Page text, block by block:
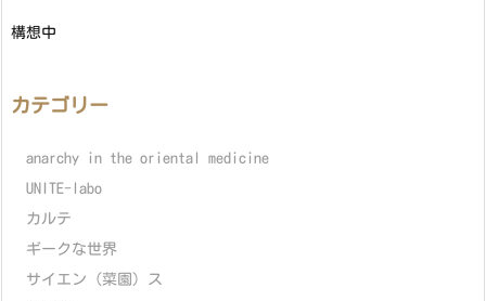
構想中
カテゴリー
anarchy in the oriental medicine
UNITE-labo
カルテ
ギークな世界
サイエン（菜園）ス